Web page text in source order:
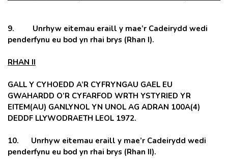
9. Unrhyw eitemau eraill y mae’r Cadeirydd wedi
penderfynu eu bod yn rhai brys (Rhan I).
RHAN II
GALL Y CYHOEDD A’R CYFRYNGAU GAEL EU
GWAHARDD O’R CYFARFOD WRTH YSTYRIED YR
EITEM(AU) GANLYNOL YN UNOL AG ADRAN 100A(4)
DEDDF LLYWODRAETH LEOL 1972.
10. Unrhyw eitemau eraill y mae’r Cadeirydd wedi
penderfynu eu bod yn rhai brys (Rhan II).